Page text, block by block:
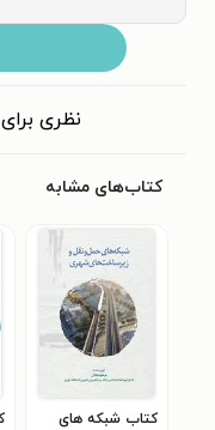
نظری
کتاب‌های مشابه
کتاب شبکه های